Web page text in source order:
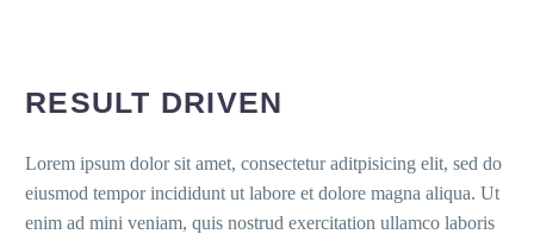
RESULT DRIVEN
Lorem ipsum dolor sit amet, consectetur aditpisicing elit, sed do
eiusmod tempor incididunt ut labore et dolore magna aliqua. Ut
enim ad mini veniam, quis nostrud exercitation ullamco laboris